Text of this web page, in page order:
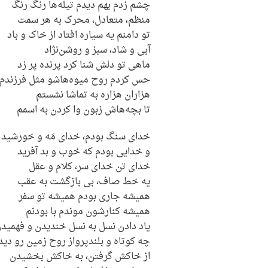
چشم زدم بهم دیدم تیله‌ها رنگ رنگ
منظم، متعادل، محرک به هر سمت
تو دامنم یه سیاره افتاد از خاک و باد
آبی و شاد، سبز و روشن‌نژاد
ماهی تو دلش شنا کرد پرنده پر زد
حس کردم روح میوه‌هاشو مثل فرزندم
هزاران هزاره به تماشا نشستم
تا بچه‌هاش زبون وا کردن به اسمم
خدای سنگ بودم، خدای مَه و خورشید
و خدایی بودم که خوب و بد آفرید
خدای تن خدای سر، کلام و عقل
یه خط صاف، بی‌ بازگشت به عقب
همیشه جاری بودم همیشه تو سفر
همیشه کنارشون موندم با بودنم
یاد دادن نسل به نسل خندیدن و
چه کوتاه و بلندپرواز روح زمین رو
از خاکش گرفتن، به خاکش بخشیدن